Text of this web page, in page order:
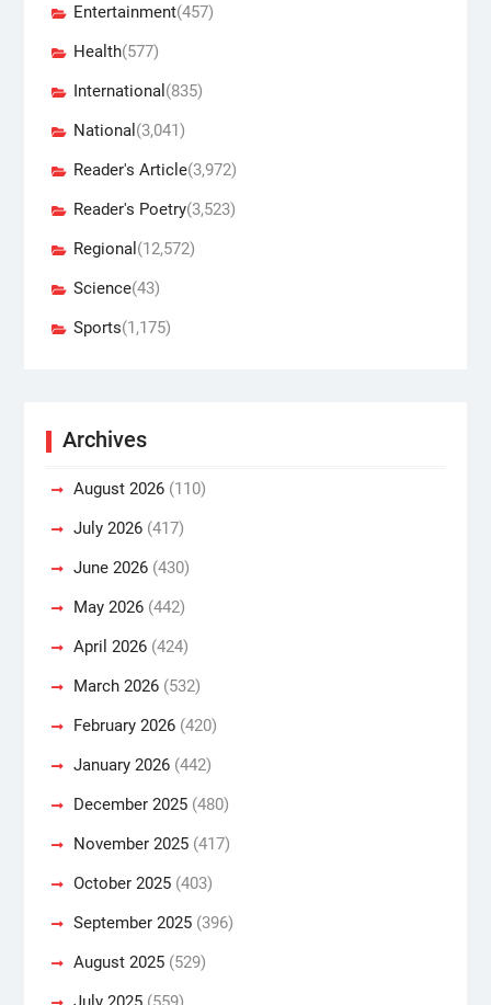
Entertainment(457)
Health(577)
International (835)
National (3,041)
Reader's Article(3,972)
Reader's Poetry(3,523)
Regional (12,572)
Science(43)
Sports(1,175)
Archives
August 2026(110)
July 2026(417)
June 2026(430)
May 2026(442)
April 2026(424)
March 2026(532)
February 2026(420)
January 2026(442)
December 2025(480)
November 2025(417)
October 2025(403)
September 2025(396)
August 2025(529)